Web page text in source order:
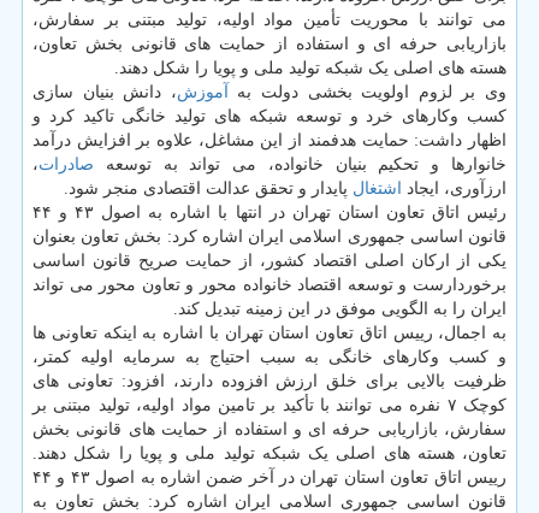
می توانند با محوریت تأمین مواد اولیه، تولید مبتنی بر سفارش،
بازاریابی حرفه ای و استفاده از حمایت های قانونی بخش تعاون،
هسته های اصلی یک شبکه تولید ملی و پویا را شکل دهند.
وی بر لزوم اولویت بخشی دولت به
آموزش، دانش بنیان سازی
کسب وکارهای خرد و توسعه شبکه های تولید خانگی تاکید کرد و
اظهار داشت: حمایت هدفمند از این مشاغل، علاوه بر افزایش درآمد
خانوارها و تحکیم بنیان خانواده، می تواند به توسعه صادرات،
ارزآوری، ایجاد اشتغال پایدار و تحقق عدالت اقتصادی منجر شود.
رئیس اتاق تعاون استان تهران در انتها با اشاره به اصول ۴۳ و ۴۴
قانون اساسی جمهوری اسلامی ایران اشاره کرد: بخش تعاون بعنوان
یکی از ارکان اصلی اقتصاد کشور، از حمایت صریح قانون اساسی
برخوردارست و توسعه اقتصاد خانواده محور و تعاون محور می تواند
ایران را به الگویی موفق در این زمینه تبدیل کند.
به اجمال، رییس اتاق تعاون استان تهران با اشاره به اینکه تعاونی ها
و کسب وکارهای خانگی به سبب احتیاج به سرمایه اولیه کمتر،
ظرفیت بالایی برای خلق ارزش افزوده دارند، افزود: تعاونی های
کوچک ۷ نفره می توانند با تأکید بر تامین مواد اولیه، تولید مبتنی بر
سفارش، بازاریابی حرفه ای و استفاده از حمایت های قانونی بخش
تعاون، هسته های اصلی یک شبکه تولید ملی و پویا را شکل دهند.
رییس اتاق تعاون استان تهران در آخر ضمن اشاره به اصول ۴۳ و ۴۴
قانون اساسی جمهوری اسلامی ایران اشاره کرد: بخش تعاون به